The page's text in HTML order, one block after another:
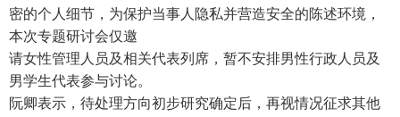
密的个人细节，为保护当事人隐私并营造安全的陈述环境，
本次专题研讨会仅邀
请女性管理人员及相关代表列席，暂不安排男性行政人员及
男学生代表参与讨论。
阮卿表示，待处理方向初步研究确定后，再视情况征求其他